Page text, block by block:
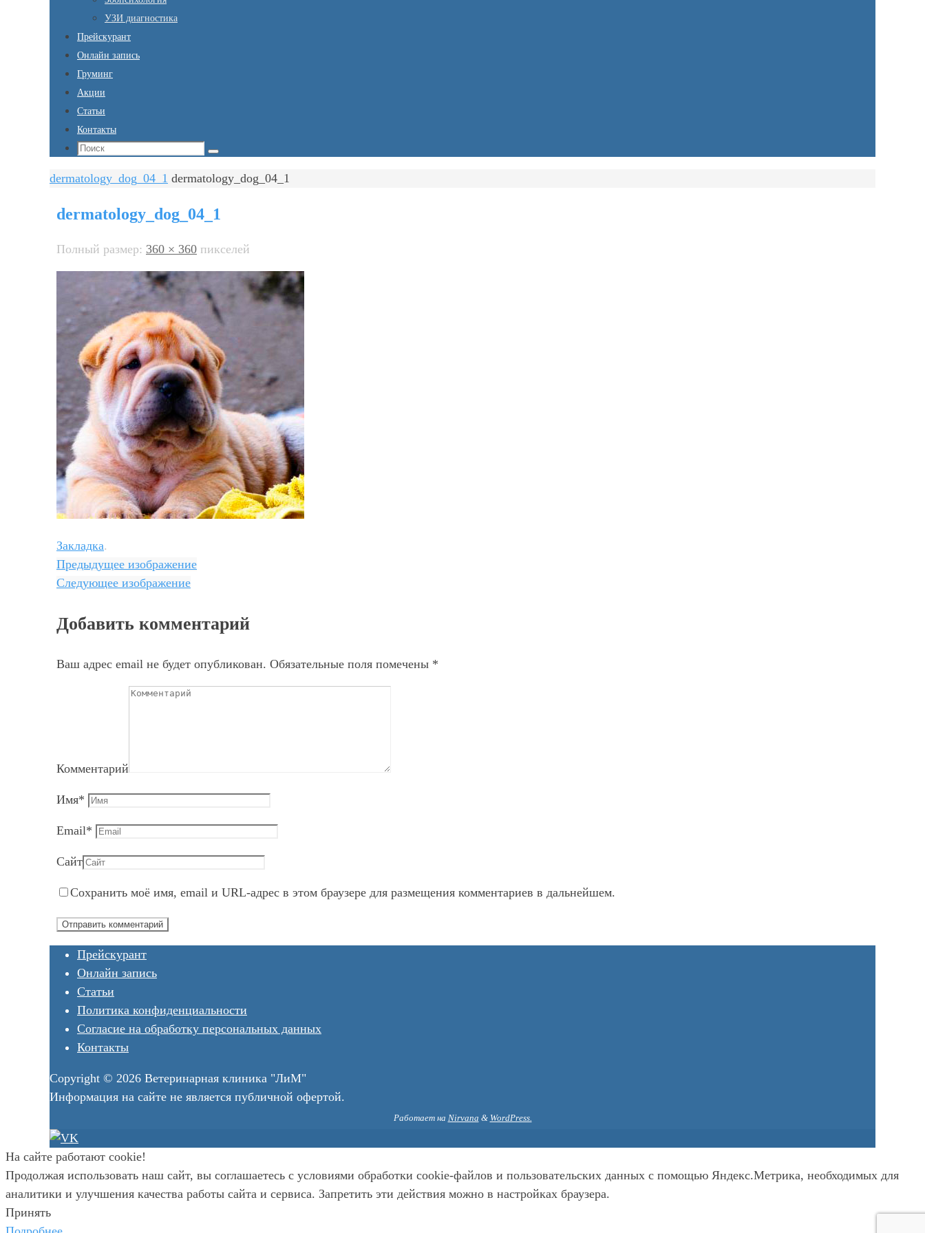
УЗИ диагностика
Прейскурант
Онлайн запись
Груминг
Акции
Статьи
Контакты
Что
Поиск
Главная
dermatology_dog_04_1 dermatology_dog_04_1
dermatology_dog_04_1
Полный размер: 360 × 360 пикселей
Закладка.
Предыдущее изображение
Следующее изображение
Добавить комментарий
Ваш адрес email не будет опубликован. Обязательные поля помечены *
Комментарий
Имя*
Email*
Сайт
Сохранить моё имя, email и URL-адрес в этом браузере для размещения комментариев в дальнейшем.
Прейскурант
Онлайн запись
Статьи
Политика конфиденциальности
Согласие на обработку персональных данных
Контакты
Copyright © 2026 Ветеринарная клиника "ЛиМ"
Информация на сайте не является публичной офертой.
Работает на Nirvana & WordPress.
На сайте работают cookie!
Продолжая использовать наш сайт, вы соглашаетесь с условиями обработки cookie-файлов и пользовательских данных с помощью Яндекс.Метрика, необходимых для
аналитики и улучшения качества работы сайта и сервиса. Запретить эти действия можно в настройках браузера.
Принять